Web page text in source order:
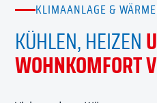
KLIMAANLAGE &
KÜHLEN, HEIZEN
WOHNKOMFORT